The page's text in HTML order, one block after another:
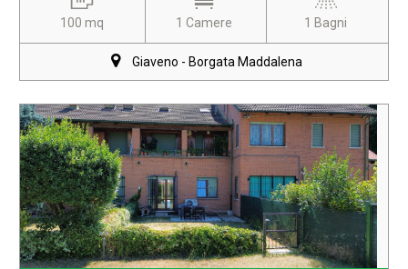
100 mq 1 Camere 1 Bagni
Giaveno - Borgata Maddalena